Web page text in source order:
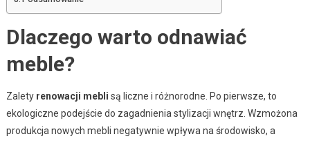
Dlaczego warto odnawiać
meble?
Zalety renowacji mebli są liczne i różnorodne. Po pierwsze, to
ekologiczne podejście do zagadnienia stylizacji wnętrz. Wzmożona
produkcja nowych mebli negatywnie wpływa na środowisko, a